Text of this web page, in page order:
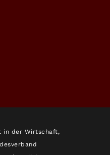
in der Wirtschaft,